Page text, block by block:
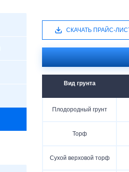
СКАЧАТЬ ПРАЙС-
Вид грунта
Плодородный грунт
Торф
Сухой верховой торф